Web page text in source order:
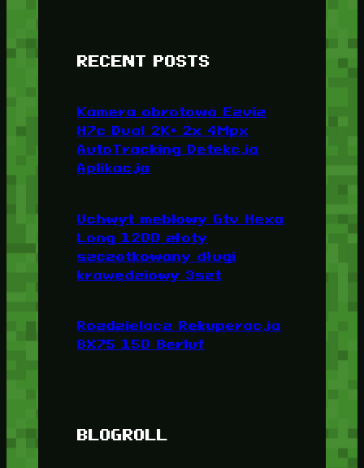
RECENT POSTS
Kamera obrotowa Ezviz
H7c Dual 2K+ 2x 4Mpx
AutoTracking Detekcja
Aplikacja
Uchwyt meblowy Gtv Hexa
Long 1200 złoty
szczotkowany długi
krawędziowy 3szt
Rozdzielacz Rekuperacja
8X75 150 Berluf
BLOGROLL